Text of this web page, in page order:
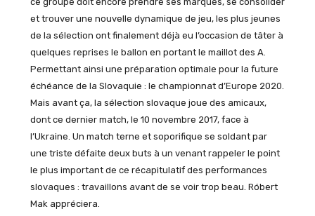
et trouver une nouvelle dynamique de jeu, les plus jeunes
de la sélection ont finalement déjà eu l’occasion de tâter à
quelques reprises le ballon en portant le maillot des A.
Permettant ainsi une préparation optimale pour la future
échéance de la Slovaquie : le championnat d’Europe 2020.
Mais avant ça, la sélection slovaque joue des amicaux,
dont ce dernier match, le 10 novembre 2017, face à
l’Ukraine. Un match terne et soporifique se soldant par
une triste défaite deux buts à un venant rappeler le point
le plus important de ce récapitulatif des performances
slovaques : travaillons avant de se voir trop beau. Róbert
Mak appréciera.